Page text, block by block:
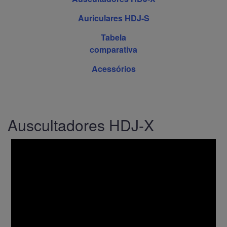
Auriculares HDJ-S
Tabela
comparativa
Acessórios
Auscultadores HDJ-X